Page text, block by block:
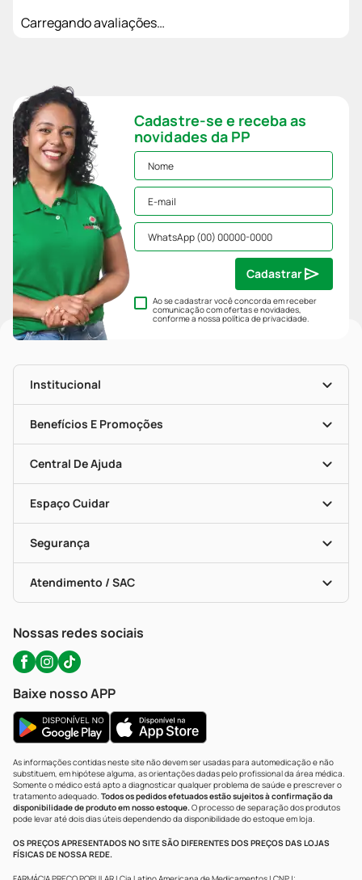
Carregando avaliações…
Cadastre-se e receba as
novidades da PP
Ao se cadastrar você concorda em receber
comunicação com ofertas e novidades,
conforme a nossapolítica de privacidade.
Cadastrar
Institucional
História
Nossas Lojas
Mapa De Categorias
Blog Da PP
Seja Uma Loja Parceira
Benefícios E Promoções
Clube PP
Convênios
Programa Popular Do Brasil
Encarte De Ofertas
Dermaclub
Descontos De Laboratório (PBM)
Cupons E Ofertas
Central De Ajuda
Entrega
Recompra Programada
Compras Com Receita
Alomed (tele-Entrega)
Formas De Pagamento
Troca E Devolução
Bulas De A A Z
Políticas De Marketplace
Espaço Cuidar
Vacinas
Serviços Farmacêuticos
Testes Rápidos
Autoteste Covid-19
Segurança
Certificado De Segurança
Portal Da Privacidade
Atendimento / SAC
WhatsApp (47) 9202-1687
Nossas redes sociais
Baixe nosso APP
As informações contidas neste site não devem ser usadas para automedicação e não
substituem, em hipótese alguma, as orientações dadas pelo profissional da área médica.
Somente o médico está apto a diagnosticar qualquer problema de saúde e prescrever o
tratamento adequado. Todos os pedidos efetuados estão sujeitos à confirmação da
disponibilidade de produto em nosso estoque.O processo de separação dos produtos
pode levar até dois dias úteis dependendo da disponibilidade do estoque em loja.
OS PREÇOS APRESENTADOS NO SITE SÃO DIFERENTES DOS PREÇOS DAS LOJAS
FÍSICAS DE NOSSA REDE.